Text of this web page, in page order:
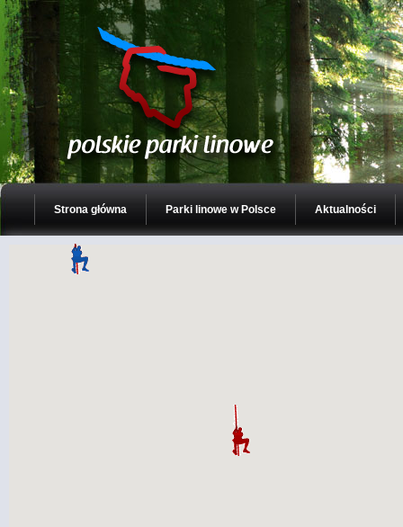
Strona główna Parki linowe w Polsce Aktualności